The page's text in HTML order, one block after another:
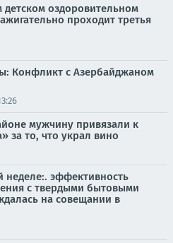
детском оздоровительном
проходит третья
Конфликт с Азербайджаном
мужчину привязали к
за то, что украл вино
неделе:. эффективность
с твердыми бытовыми
на совещании в